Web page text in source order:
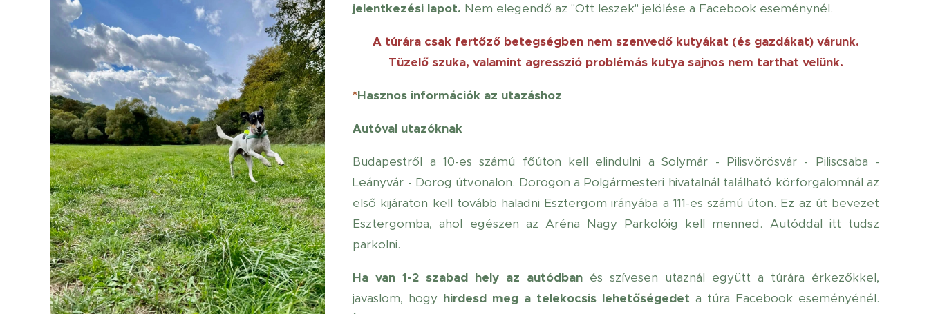
jelentkezési lapot. Nem elegendő az "Ott leszek" jelölése a Facebook eseménynél.
A túrára csak fertőző betegségben nem szenvedő kutyákat (és gazdákat) várunk.
Tüzelő szuka, valamint agresszió problémás kutya sajnos nem tarthat velünk.
*Hasznos információk az utazáshoz
Autóval utazóknak
Budapestről a 10-es számú főúton kell elindulni a Solymár - Pilisvörösvár - Piliscsaba -
Leányvár - Dorog útvonalon. Dorogon a Polgármesteri hivatalnál található körforgalomnál az
első kijáraton kell tovább haladni Esztergom irányába a 111-es számú úton. Ez az út bevezet
Esztergomba, ahol egészen az Aréna Nagy Parkolóig kell menned. Autóddal itt tudsz
parkolni.
Ha van 1-2 szabad hely az autódban és szívesen utaznál együtt a túrára érkezőkkel,
javaslom, hogy hirdesd meg a telekocsis lehetőségedet a túra Facebook eseményénél.